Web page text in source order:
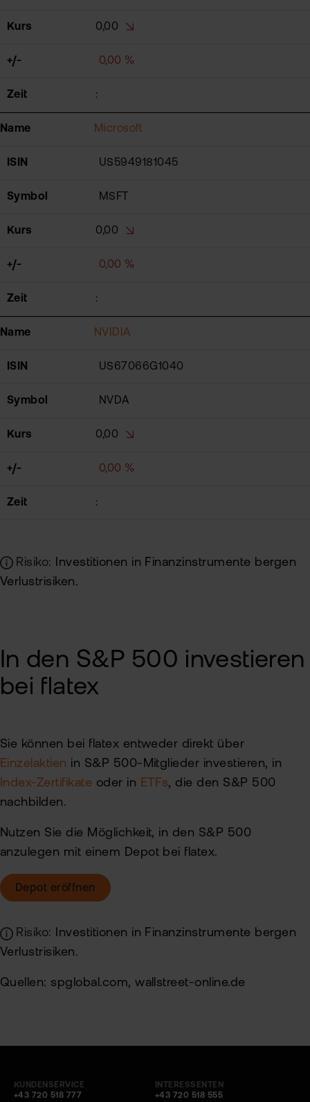
Kurs 0,00
+/- 0,00 %
Zeit :
Name Microsoft
ISIN US5949181045
Symbol MSFT
Kurs 0,00
+/- 0,00 %
Zeit :
Name NVIDIA
ISIN US67066G1040
Symbol NVDA
Kurs 0,00
+/- 0,00 %
Zeit :
Risiko: Investitionen in Finanzinstrumente bergen
Verlustrisiken.
In den S&P 500 investieren
bei flatex
Sie können bei flatex entweder direkt über
Einzelaktien in S&P 500-Mitglieder investieren, in
Index-Zertifikate oder in ETFs, die den S&P 500
nachbilden.
Nutzen Sie die Möglichkeit, in den S&P 500
anzulegen mit einem Depot bei flatex.
Depot eröffnen
Risiko: Investitionen in Finanzinstrumente bergen
Verlustrisiken.
Quellen: spglobal.com, wallstreet-online.de
KUNDENSERVICE
+43 720 518 777
INTERESSENTEN
+43 720 518 555